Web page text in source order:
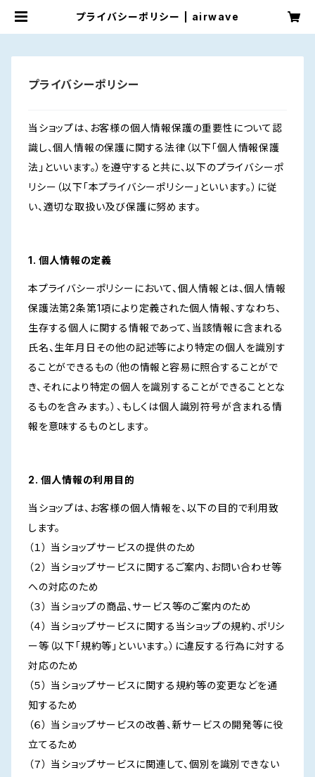
プライバシーポリシー | airwave
プライバシーポリシー
当ショップは、お客様の個人情報保護の重要性について認
識し、個人情報の保護に関する法律（以下「個人情報保護
法」といいます。）を遵守すると共に、以下のプライバシーポ
リシー（以下「本プライバシーポリシー」といいます。）に従
い、適切な取扱い及び保護に努めます。
1. 個人情報の定義
本プライバシーポリシーにおいて、個人情報とは、個人情報
保護法第2条第1項により定義された個人情報、すなわち、
生存する個人に関する情報であって、当該情報に含まれる
氏名、生年月日その他の記述等により特定の個人を識別す
ることができるもの（他の情報と容易に照合することがで
き、それにより特定の個人を識別することができることとな
るものを含みます。）、もしくは個人識別符号が含まれる情
報を意味するものとします。
2. 個人情報の利用目的
当ショップは、お客様の個人情報を、以下の目的で利用致
します。
（１） 当ショップサービスの提供のため
（２） 当ショップサービスに関するご案内、お問い合わせ等
への対応のため
（３） 当ショップの商品、サービス等のご案内のため
（４） 当ショップサービスに関する当ショップの規約、ポリシ
ー等（以下「規約等」といいます。）に違反する行為に対する
対応のため
（５） 当ショップサービスに関する規約等の変更などを通
知するため
（６） 当ショップサービスの改善、新サービスの開発等に役
立てるため
（７） 当ショップサービスに関連して、個別を識別できない